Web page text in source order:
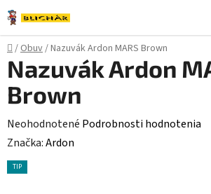
Prejsť
na
obsah
Domov
/Obuv/Nazuvák Ardon MARS Brown
Nazuvák Ardon
Brown
Priemerné
hodnotenie
produktu
Neohodnotené Podrobnosti hodnotenia
Značka:Ardon
TIP